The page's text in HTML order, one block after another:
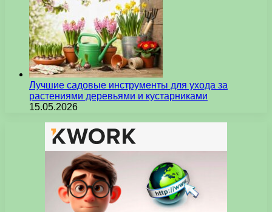
Лучшие садовые инструменты для ухода за
растениями деревьями и кустарниками
15.05.2026